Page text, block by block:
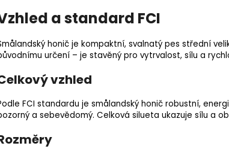
a standard FCI
honič je kompaktní, svalnatý pes střední
určení – je stavěný pro vytrvalost, sílu a
vzhled
FCI standardu je smålandský honič robustní,
a sebevědomý. Celková silueta ukazuje sílu a